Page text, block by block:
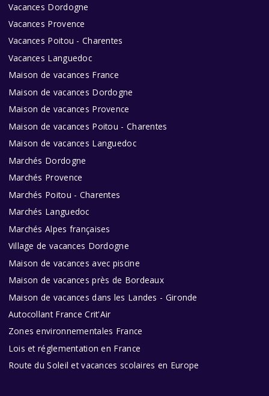
Vacances Dordogne
Vacances Provence
Vacances Poitou - Charentes
Vacances Languedoc
Maison de vacances France
Maison de vacances Dordogne
Maison de vacances Provence
Maison de vacances Poitou - Charentes
Maison de vacances Languedoc
Marchés Dordogne
Marchés Provence
Marchés Poitou - Charentes
Marchés Languedoc
Marchés Alpes françaises
Village de vacances Dordogne
Maison de vacances avec piscine
Maison de vacances près de Bordeaux
Maison de vacances dans les Landes - Gironde
Autocollant France Crit'Air
Zones environnementales France
Lois et réglementation en France
Route du Soleil et vacances scolaires en Europe